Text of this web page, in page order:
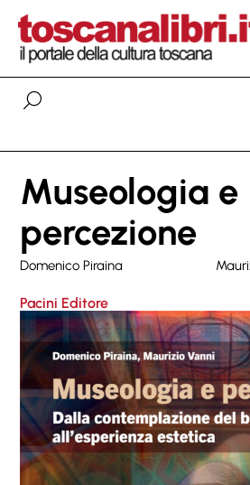
Museologia e
percezione
Domenico Piraina
Pacini Editore